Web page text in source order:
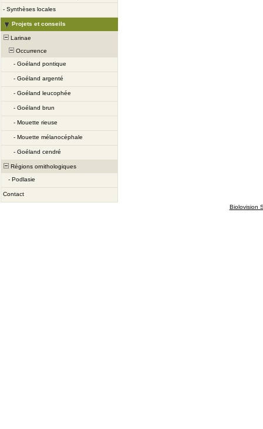
- Synthèses locales
Projets et conseils
Larinae
Occurrence
- Goéland pontique
- Goéland argenté
- Goéland leucophée
- Goéland brun
- Mouette rieuse
- Mouette mélanocéphale
- Goéland cendré
Régions ornithologiques
- Podlasie
Contact
Biolovision